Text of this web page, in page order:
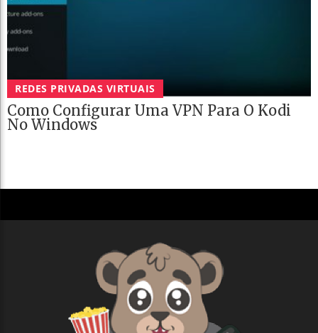
REDES PRIVADAS VIRTUAIS
Como Configurar Uma VPN Para O Kodi
No Windows